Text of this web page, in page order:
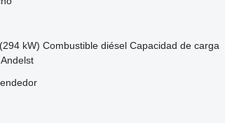
kW) Combustible diésel Capacidad de carga